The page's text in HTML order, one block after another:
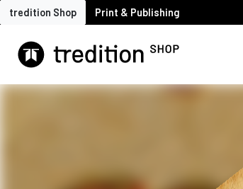
tredition Shop Print & Publishing